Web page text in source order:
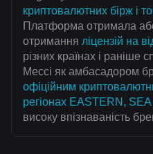
криптовалютних бірж і
Платформа отримала
отримання ліцензій на
різних країнах і раніше
Мессі як амбасадором
офіційним
регіонах EASTERN, SEA
високу впізнаваність